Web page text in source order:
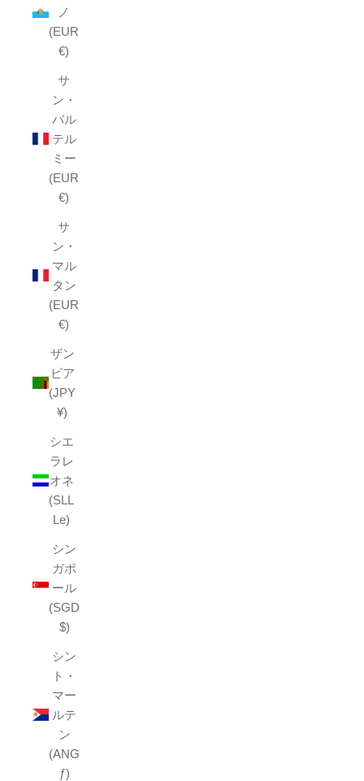
ノ
(EUR
€)
サ
ン・
バル
テル
ミー
(EUR
€)
サ
ン・
マル
タン
(EUR
€)
ザン
ビア
(JPY
¥)
シエ
ラレ
オネ
(SLL
Le)
シン
ガポ
ール
(SGD
$)
シン
ト・
マー
ルテ
ン
(ANG
ƒ)